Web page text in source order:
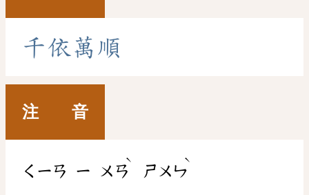
千依 萬 順
注 音
ㄑㄧㄢ ㄧ ㄨㄢ
ˋ
ㄕㄨㄣ
ˋ